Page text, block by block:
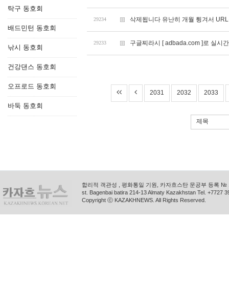
탁구 동호회
배드민턴 동호회
낚시 동호회
건강댄스 동호회
오프로드 동호회
바둑 동호회
29234 삭제됩니다 유난히 개월 튕겨서
29233 구글찌라시 [ adbada.com ]로 실시
2031 2032 2033
제목
합리적 객관성 , 평화통일 기원, 카자흐스탄 문공부 등록
st. Bagenbai batira 214-13 Almaty Kazakhstan Tel. +7727
Copyright ⓒ KAZAKHNEWS. All Rights Reserved.